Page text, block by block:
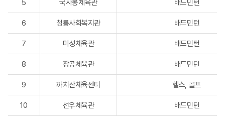
5 국사봉체육관 배드민턴
6 청룡사회복지관 배드민턴
7 미성체육관 배드민턴
8 장공체육관 배드민턴
9 까치산체육센터 헬스, 골프
10 선우체육관 배드민턴